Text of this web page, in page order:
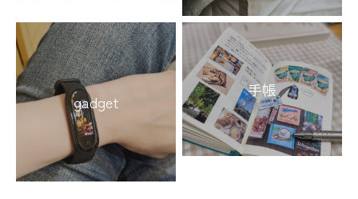
gadget
手帳